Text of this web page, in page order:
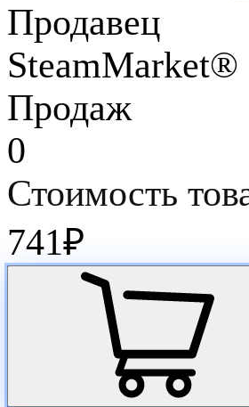
Продавец
SteamMarket®
Продаж
0
Стоимость
741₽